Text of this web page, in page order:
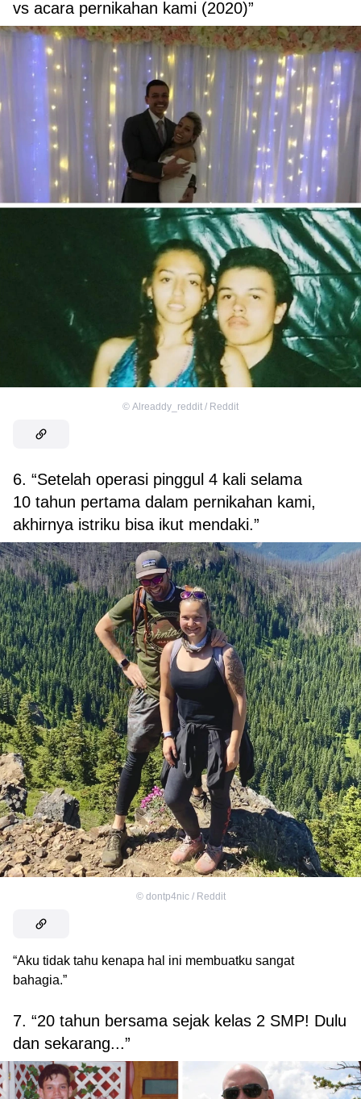
vs acara pernikahan kami (2020)”
© Alreaddy_reddit / Reddit
6. “Setelah operasi pinggul 4 kali selama
10 tahun pertama dalam pernikahan kami,
akhirnya istriku bisa ikut mendaki.”
© dontp4nic / Reddit
“Aku tidak tahu kenapa hal ini membuatku sangat
bahagia.”
7. “20 tahun bersama sejak kelas 2 SMP! Dulu
dan sekarang...”